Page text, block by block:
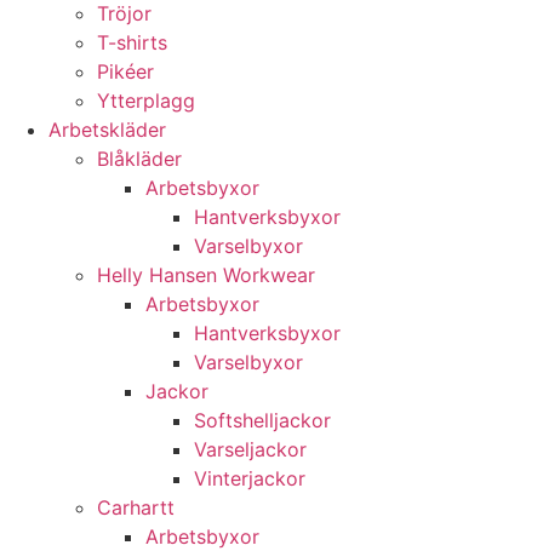
Tröjor
T-shirts
Pikéer
Ytterplagg
Arbetskläder
Blåkläder
Arbetsbyxor
Hantverksbyxor
Varselbyxor
Helly Hansen Workwear
Arbetsbyxor
Hantverksbyxor
Varselbyxor
Jackor
Softshelljackor
Varseljackor
Vinterjackor
Carhartt
Arbetsbyxor